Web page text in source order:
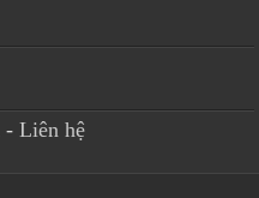
-Liên hệ